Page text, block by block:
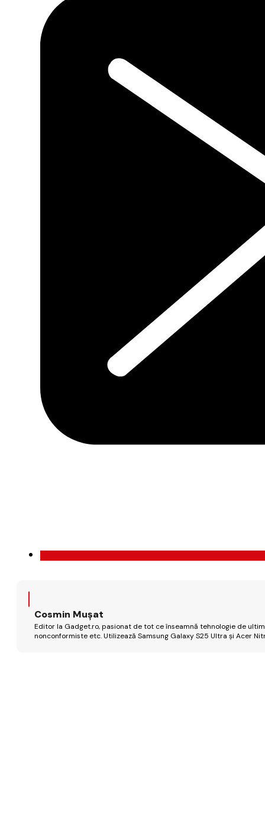
Cosmin Mușat
Editor la Gadget.ro, pasionat de tot ce înseamnă tehnologie de
nonconformiste etc. Utilizează Samsung Galaxy S25 Ultra și Acer